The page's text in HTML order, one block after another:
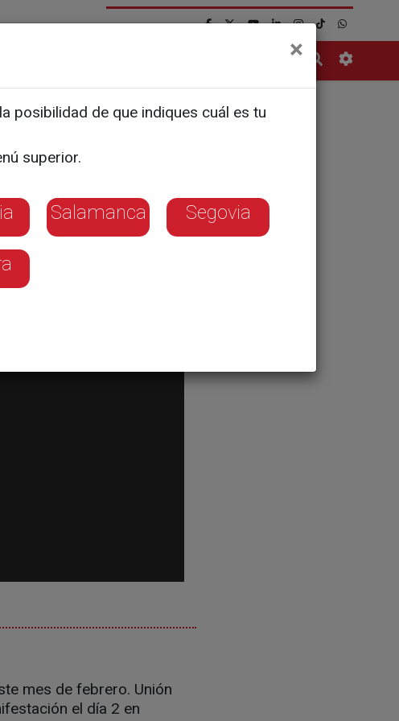
a sacar los
mes de febrero. Unión
el día 2 en
×
posibilidad de que indiques cuál es tu
superior.
Salamanca Segovia